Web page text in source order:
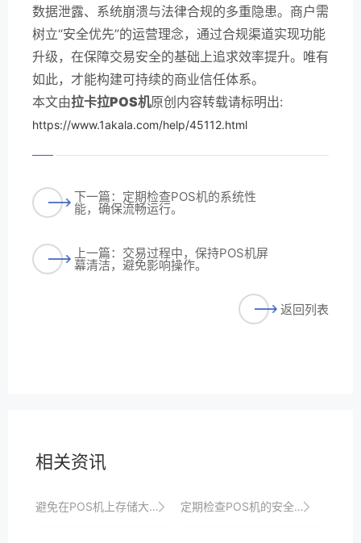
数据泄露、系统崩溃与法律合规的多重隐患。商户需
树立“安全优先”的运营理念，通过合规渠道实现功能
升级，在保障交易安全的基础上追求效率提升。唯有
如此，才能构建可持续的商业信任体系。
本文由拉卡拉POS机原创内容转载请标明出:
https://www.1akala.com/help/45112.html
下一篇：定期检查POS机的系统性
能，确保流畅运行。
上一篇：交易过程中，保持POS机屏
幕清洁，避免影响操作。
返回列表
相关资讯
避免在POS机上存储大量个人数据，以防泄露。 定期检查POS机的安全设置，确保符合支付安全标准。